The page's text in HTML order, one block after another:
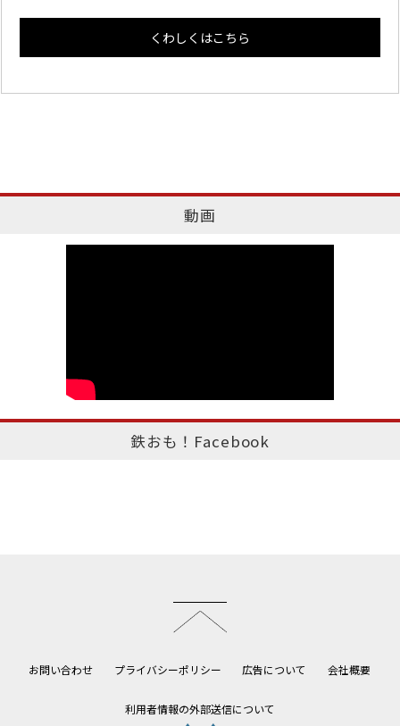
くわしくはこちら
動画
鉄おも！Facebook
お問い合わせ プライバシーポリシー 広告について 会社概要
利用者情報の外部送信について